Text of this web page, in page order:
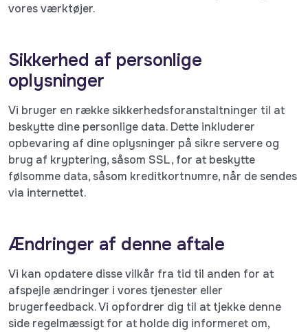
vores værktøjer.
Sikkerhed af personlige
oplysninger
Vi bruger en række sikkerhedsforanstaltninger til at
beskytte dine personlige data. Dette inkluderer
opbevaring af dine oplysninger på sikre servere og
brug af kryptering, såsom SSL, for at beskytte
følsomme data, såsom kreditkortnumre, når de sendes
via internettet.
Ændringer af denne aftale
Vi kan opdatere disse vilkår fra tid til anden for at
afspejle ændringer i vores tjenester eller
brugerfeedback. Vi opfordrer dig til at tjekke denne
side regelmæssigt for at holde dig informeret om,